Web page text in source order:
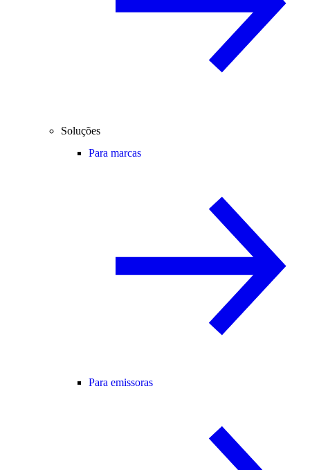
Soluções
Para marcas
Para emissoras